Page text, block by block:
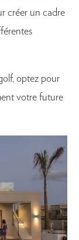
créer un cadre
optez pour
votre future